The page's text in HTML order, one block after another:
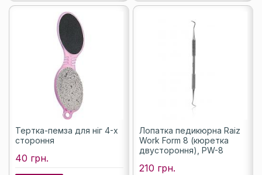
Тертка-пемза для ніг 4-х
стороння
40 грн.
Лопатка педикюрна Raiz
Work Form 8 (кюретка
двустороння), PW-8
210 грн.